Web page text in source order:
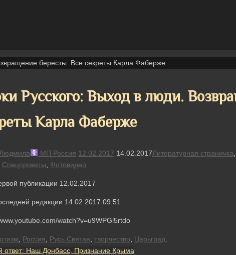
бересты. Все секреты Карла Фаберже
Русского: Выход в люди.
Карла Фаберже
МП Россия 12.02.2017 14.02.2017Литературная страничка
Спецпроекты Фотовидео
публикации 12.02.2017
редакции 14.02.2017 09:51
watch?v=u9WPGl5rtdo
Россия Русь Святая творчество Царьград
ответ: Наш Донбасс, Признание Крыма